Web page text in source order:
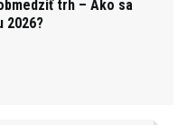
trh – Ako sa
2026?